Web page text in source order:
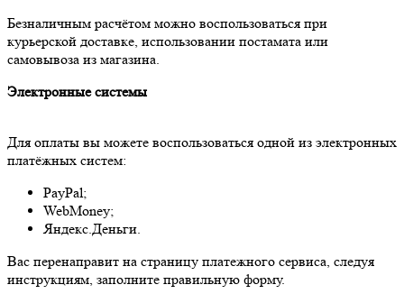
Безналичным расчётом можно воспользоваться при
курьерской доставке, использовании постамата или
самовывоза из магазина.
Электронные системы
Для оплаты вы можете воспользоваться одной из электронных
платёжных систем:
PayPal;
WebMoney;
Яндекс.Деньги.
Вас перенаправит на страницу платежного сервиса, следуя
инструкциям, заполните правильную форму.